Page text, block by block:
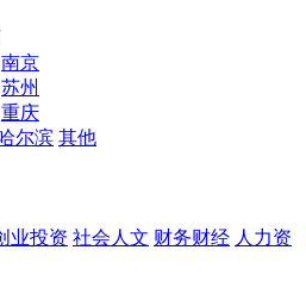
南京
苏州
重庆
尔滨 其他
业投资 社会人文 财务财经 人力资